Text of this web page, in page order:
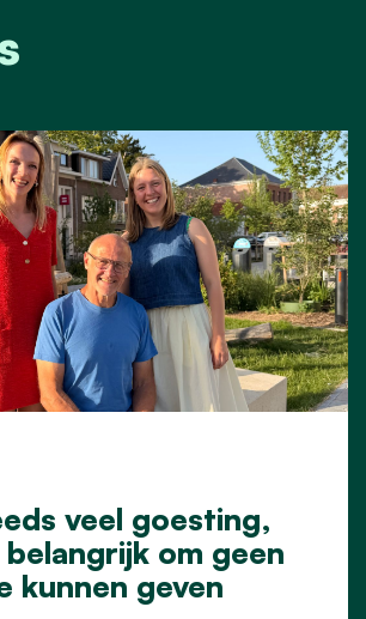
veel goesting,
om geen
kunnen geven